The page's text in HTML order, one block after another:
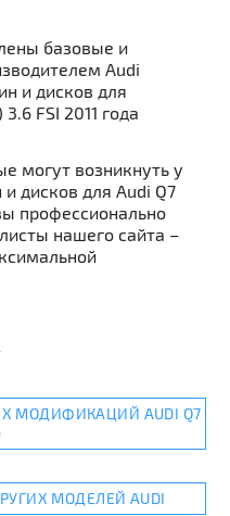
базовые и
Audi
и дисков для
FSI 2011 года
могут возникнуть у
дисков для Audi Q7
профессионально
нашего сайта –
МОДИФИКАЦИЙ AUDI Q7
МОДЕЛЕЙ AUDI